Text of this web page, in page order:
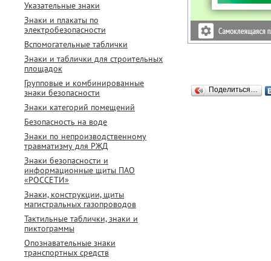
Указательные знаки
Знаки и плакаты по
электробезопасности
Вспомогательные таблички
Знаки и таблички для строительных
площадок
Групповые и комбинированные
знаки безопасности
Знаки категорий помещений
Безопасность на воде
Знаки по непроизводственному
травматизму для РЖД
Знаки безопасности и
информационные щиты ПАО
«РОССЕТИ»
Знаки, конструкции, щиты
магистральных газопроводов
Тактильные таблички, знаки и
пиктограммы
Опознавательные знаки
транспортных средств
Поделиться…